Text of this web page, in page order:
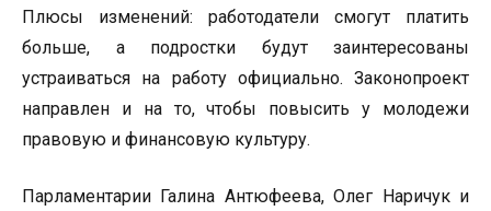
Плюсы изменений: работодатели смогут платить
больше, а подростки будут заинтересованы
устраиваться на работу официально. Законопроект
направлен и на то, чтобы повысить у молодежи
правовую и финансовую культуру.
Парламентарии Галина Антюфеева, Олег Наричук и